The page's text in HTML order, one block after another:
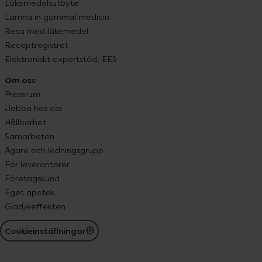
Läkemedelsutbyte
Lämna in gammal medicin
Resa med läkemedel
Receptregistret
Elektroniskt expertstöd, EES
Om oss
Pressrum
Jobba hos oss
Hållbarhet
Samarbeten
Ägare och ledningsgrupp
För leverantörer
Företagskund
Eget apotek
Glädjeeffekten
Cookieinställningar